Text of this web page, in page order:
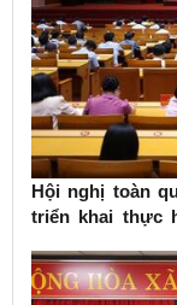
Hội nghị toàn
triển khai thực